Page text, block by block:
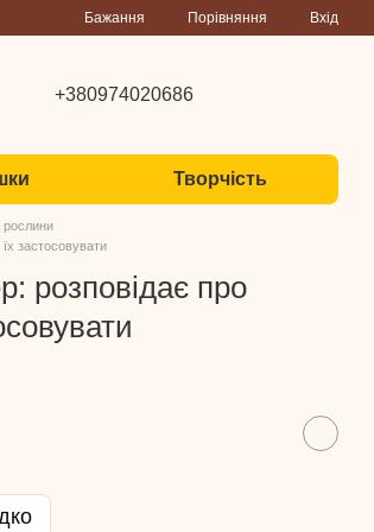
Бажання Порівняння Вхід
+380974020686
Творчість
рослини
застосовувати
розповідає про